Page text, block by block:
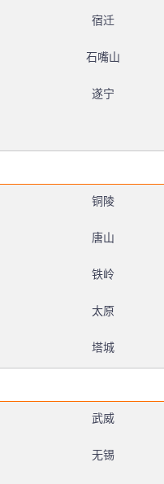
宿迁
石嘴山
遂宁
铜陵
唐山
铁岭
太原
塔城
武威
无锡